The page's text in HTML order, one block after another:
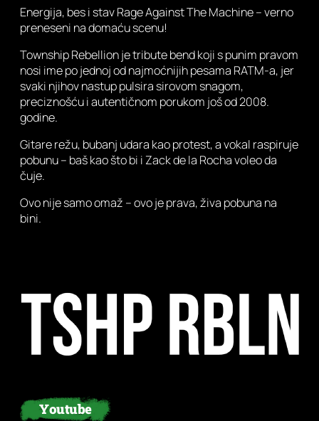
Energija, bes i stav Rage Against The Machine – verno
preneseni na domaću scenu!
Township Rebellion je tribute bend koji s punim pravom
nosi ime po jednoj od najmoćnijih pesama RATM-a, jer
svaki njihov nastup pulsira sirovom snagom,
preciznošću i autentičnom porukom još od 2008.
godine.
Gitare režu, bubanj udara kao protest, a vokal raspiruje
pobunu – baš kao što bi i Zack de la Rocha voleo da
čuje.
Ovo nije samo omaž – ovo je prava, živa pobuna na
bini.
Youtube